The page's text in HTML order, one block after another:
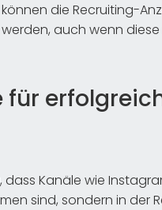
die Recruiting-
auch wenn
für
Kanäle wie
sind, sondern in der